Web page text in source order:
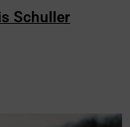
Schuller